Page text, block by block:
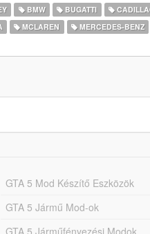
BMW BUGATTI
MCLAREN MERCEDES-BENZ
GTA 5 Mod Készítő Eszközök
GTA 5 Jármű Mod-ok
GTA 5 Járműfényezési Modok